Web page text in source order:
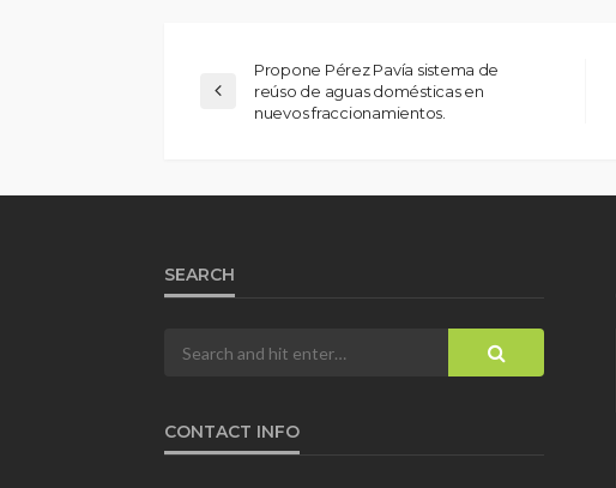
Propone Pérez Pavía sistema de
reúso de aguas domésticas en
nuevos fraccionamientos.
SEARCH
CONTACT INFO